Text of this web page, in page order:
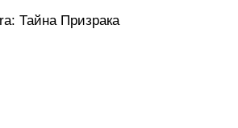
Тайна Призрака